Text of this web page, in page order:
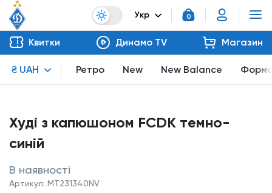
Укр 0
Квитки Динамо TV Магазин
Ретро New New Balance
₴ UAH
Худі з капюшоном FCDK темно-
синій
В наявності
Артикул: MT231340NV